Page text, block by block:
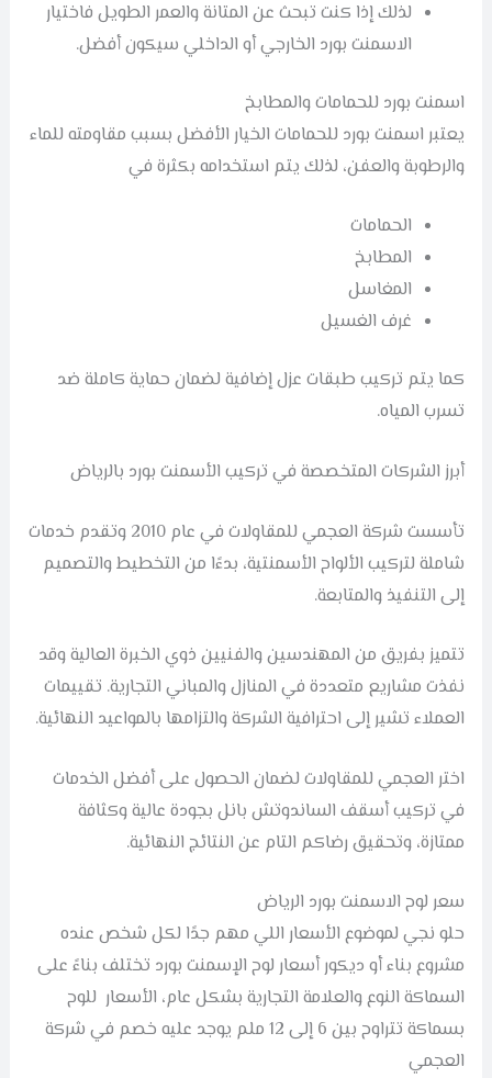
لذلك إذا كنت تبحث عن المتانة والعمر الطويل فاختيار
الاسمنت بورد الخارجي أو الداخلي سيكون أفضل.
اسمنت بورد للحمامات والمطابخ
يعتبر اسمنت بورد للحمامات الخيار الأفضل بسبب مقاومته للماء
والرطوبة والعفن، لذلك يتم استخدامه بكثرة في
الحمامات
المطابخ
المغاسل
غرف الغسيل
كما يتم تركيب طبقات عزل إضافية لضمان حماية كاملة ضد
تسرب المياه.
أبرز الشركات المتخصصة في تركيب الأسمنت بورد بالرياض
تأسست شركة العجمي للمقاولات في عام 2010 وتقدم خدمات
شاملة لتركيب الألواح الأسمنتية، بدءًا من التخطيط والتصميم
إلى التنفيذ والمتابعة.
تتميز بفريق من المهندسين والفنيين ذوي الخبرة العالية وقد
نفذت مشاريع متعددة في المنازل والمباني التجارية. تقييمات
العملاء تشير إلى احترافية الشركة والتزامها بالمواعيد النهائية.
اختر العجمي للمقاولات لضمان الحصول على أفضل الخدمات
في تركيب أسقف الساندوتش بانل بجودة عالية وكثافة
ممتازة، وتحقيق رضاكم التام عن النتائج النهائية.
سعر لوح الاسمنت بورد الرياض
حلو نجي لموضوع الأسعار اللي مهم جدًا لكل شخص عنده
مشروع بناء أو ديكور أسعار لوح الإسمنت بورد تختلف بناءً على
السماكة النوع والعلامة التجارية بشكل عام، الأسعار للوح
بسماكة تتراوح بين 6 إلى 12 ملم يوجد عليه خصم في شركة
العجمي